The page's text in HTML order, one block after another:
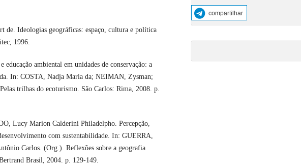
de. Ideologias geográficas: espaço, cultura e política
1996.
ambiental em unidades de conservação: a
In: COSTA, Nadja Maria da; NEIMAN, Zysman;
trilhas do ecoturismo. São Carlos: Rima, 2008. p.
Lucy Marion Calderini Philadelpho. Percepção,
com sustentabilidade. In: GUERRA,
Carlos. (Org.). Reflexões sobre a geografia
Brasil, 2004. p. 129-149.
compartilhar